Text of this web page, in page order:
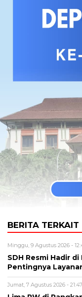
BERITA TERKAIT
Minggu, 9 Agustus 2026 -
SDH Resmi Hadir
Pentingnya
Jumat, 7 Agustus 2026 -